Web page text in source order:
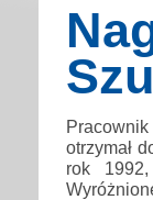
otrzymał
rok